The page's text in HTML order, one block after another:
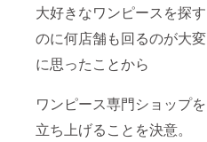
大好きなワンピースを探す
のに何店舗も回るのが大変
に思ったことから
ワンピース専門ショップを
立ち上げることを決意。